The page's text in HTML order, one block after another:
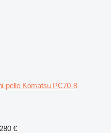
pelle Komatsu PC70-8
€